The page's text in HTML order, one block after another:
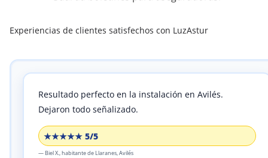
Experiencias de clientes satisfechos con LuzAstur
★★★★★ 5/5
Resultado perfecto en la instalación en Avilés.
Dejaron todo señalizado.
— Biel X.,habitantede Llaranes, Avilés